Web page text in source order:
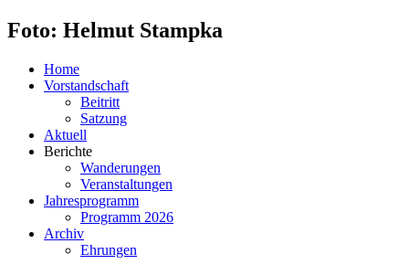
Foto: Helmut Stampka
Home
Vorstandschaft
Beitritt
Satzung
Aktuell
Berichte
Wanderungen
Veranstaltungen
Jahresprogramm
Programm 2026
Archiv
Ehrungen